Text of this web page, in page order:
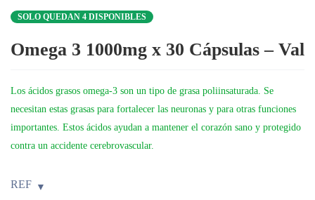
SOLO QUEDAN 4 DISPONIBLES
Omega 3 1000mg x 30 Cápsulas – Val
Los ácidos grasos omega-3 son un tipo de grasa poliinsaturada. Se
necesitan estas grasas para fortalecer las neuronas y para otras funciones
importantes. Estos ácidos ayudan a mantener el corazón sano y protegido
contra un accidente cerebrovascular.
REF